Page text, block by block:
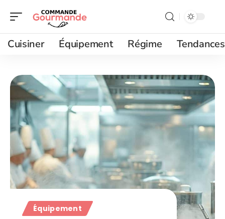
Cuisiner Équipement Régime Tendances
Équipement